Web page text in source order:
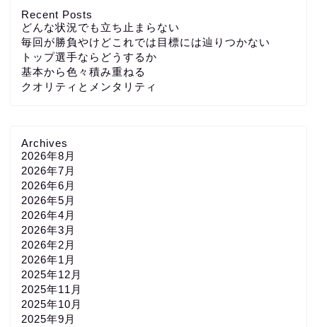
Recent Posts
どんな状況でも立ち止まらない
毎回が勝負やけどこれでは目標には辿りつかない
トップ選手ならどうするか
基本から色々積み重ねる
クオリティとメンタリティ
Archives
2026年8月
2026年7月
2026年6月
2026年5月
2026年4月
2026年3月
2026年2月
2026年1月
2025年12月
2025年11月
2025年10月
2025年9月